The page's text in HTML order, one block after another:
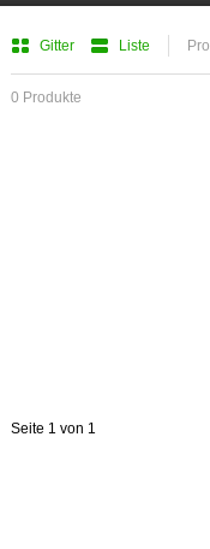
Gitter Liste
0 Produkte
Seite 1 von 1